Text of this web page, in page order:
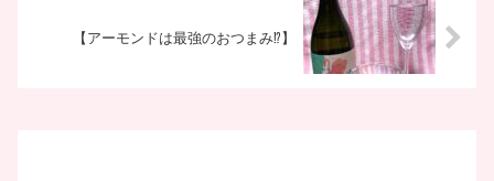
【アーモンドは最強のおつまみ⁉】